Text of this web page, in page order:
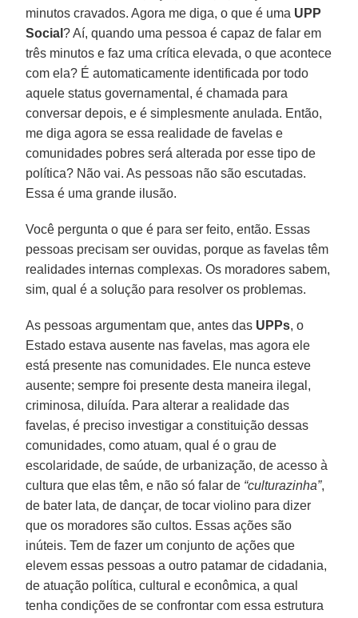
minutos cravados. Agora me diga, o que é uma UPP
Social? Aí, quando uma pessoa é capaz de falar em
três minutos e faz uma crítica elevada, o que acontece
com ela? É automaticamente identificada por todo
aquele status governamental, é chamada para
conversar depois, e é simplesmente anulada. Então,
me diga agora se essa realidade de favelas e
comunidades pobres será alterada por esse tipo de
política? Não vai. As pessoas não são escutadas.
Essa é uma grande ilusão.
Você pergunta o que é para ser feito, então. Essas
pessoas precisam ser ouvidas, porque as favelas têm
realidades internas complexas. Os moradores sabem,
sim, qual é a solução para resolver os problemas.
As pessoas argumentam que, antes das UPPs, o
Estado estava ausente nas favelas, mas agora ele
está presente nas comunidades. Ele nunca esteve
ausente; sempre foi presente desta maneira ilegal,
criminosa, diluída. Para alterar a realidade das
favelas, é preciso investigar a constituição dessas
comunidades, como atuam, qual é o grau de
escolaridade, de saúde, de urbanização, de acesso à
cultura que elas têm, e não só falar de “culturazinha”,
de bater lata, de dançar, de tocar violino para dizer
que os moradores são cultos. Essas ações são
inúteis. Tem de fazer um conjunto de ações que
elevem essas pessoas a outro patamar de cidadania,
de atuação política, cultural e econômica, a qual
tenha condições de se confrontar com essa estrutura